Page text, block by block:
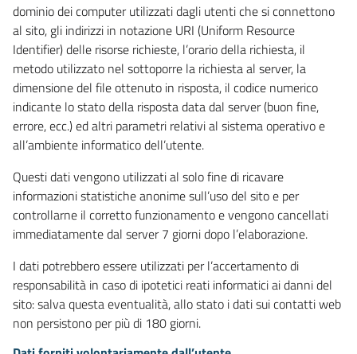
dominio dei computer utilizzati dagli utenti che si connettono
al sito, gli indirizzi in notazione URI (Uniform Resource
Identifier) delle risorse richieste, l’orario della richiesta, il
metodo utilizzato nel sottoporre la richiesta al server, la
dimensione del file ottenuto in risposta, il codice numerico
indicante lo stato della risposta data dal server (buon fine,
errore, ecc.) ed altri parametri relativi al sistema operativo e
all’ambiente informatico dell’utente.
Questi dati vengono utilizzati al solo fine di ricavare
informazioni statistiche anonime sull’uso del sito e per
controllarne il corretto funzionamento e vengono cancellati
immediatamente dal server 7 giorni dopo l’elaborazione.
I dati potrebbero essere utilizzati per l’accertamento di
responsabilità in caso di ipotetici reati informatici ai danni del
sito: salva questa eventualità, allo stato i dati sui contatti web
non persistono per più di 180 giorni.